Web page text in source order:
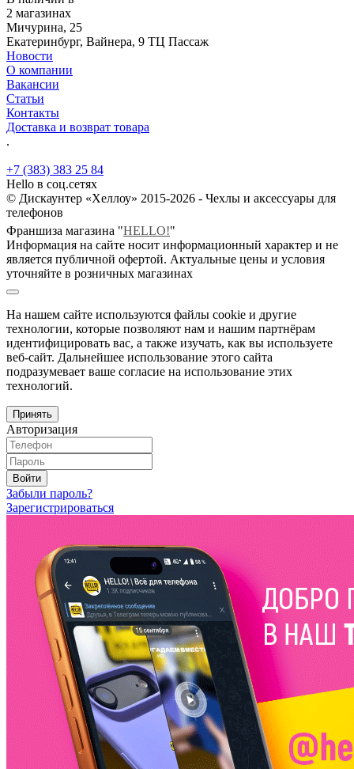
2 магазинах
Мичурина, 25
Екатеринбург, Вайнера, 9 ТЦ Пассаж
Новости
О компании
Вакансии
Статьи
Контакты
Доставка и возврат товара
.
+7 (383) 383 25 84
Hello в соц.сетях
© Дискаунтер «Хеллоу» 2015-2026 - Чехлы и аксессуары для
телефонов
Франшиза магазина "HELLO!"
Информация на сайте носит информационный характер и не
является публичной офертой. Актуальные цены и условия
уточняйте в розничных магазинах
На нашем сайте используются файлы cookie и другие
технологии, которые позволяют нам и нашим партнёрам
идентифицировать вас, а также изучать, как вы используете
веб-сайт. Дальнейшее использование этого сайта
подразумевает ваше согласие на использование этих
технологий.
Принять
Авторизация
Войти
Забыли пароль?
Зарегистрироваться